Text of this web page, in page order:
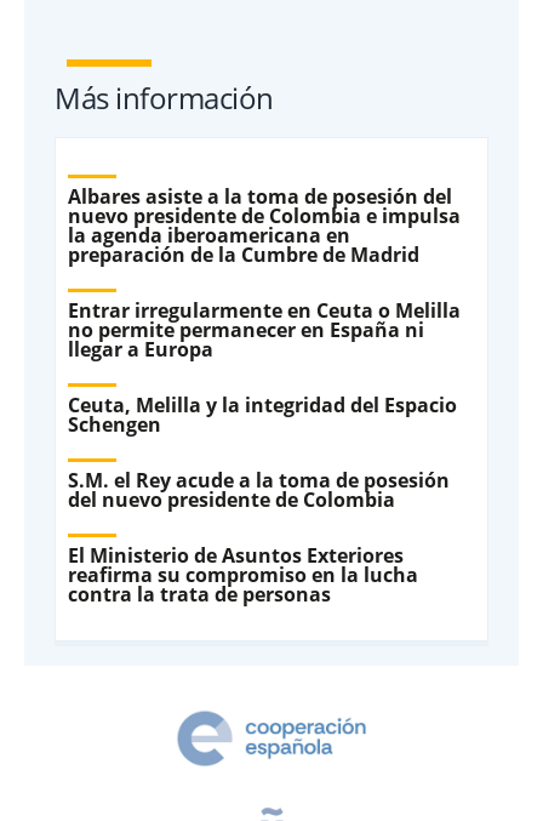
Más información
Albares asiste a la toma de posesión del
nuevo presidente de Colombia e impulsa
la agenda iberoamericana en
preparación de la Cumbre de Madrid
Entrar irregularmente en Ceuta o Melilla
no permite permanecer en España ni
llegar a Europa
Ceuta, Melilla y la integridad del Espacio
Schengen
S.M. el Rey acude a la toma de posesión
del nuevo presidente de Colombia
El Ministerio de Asuntos Exteriores
reafirma su compromiso en la lucha
contra la trata de personas